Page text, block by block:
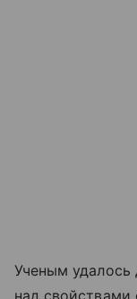
Ученым удалось
над свойствами